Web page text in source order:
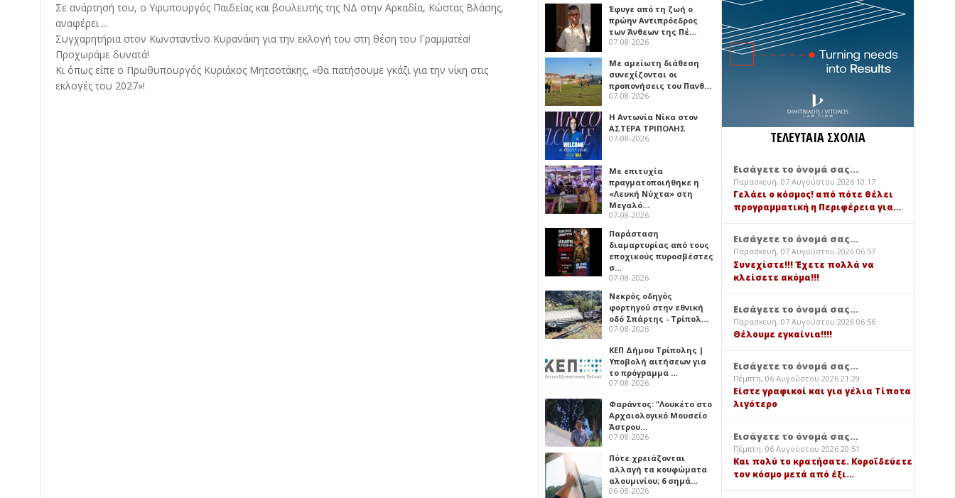
Σε ανάρτησή του, ο Υφυπουργός Παιδείας και βουλευτής της ΝΔ στην Αρκαδία, Κώστας Βλάσης,
αναφέρει ...
Συγχαρητήρια στον Κωνσταντίνο Κυρανάκη για την εκλογή του στη θέση του Γραμματέα!
Προχωράμε δυνατά!
Κι όπως είπε ο Πρωθυπουργός Κυριάκος Μητσοτάκης, «θα πατήσουμε γκάζι για την νίκη στις
εκλογές του 2027»!
Έφυγε από τη ζωή ο
πρώην Αντιπρόεδρος
των Άνθεων της Πέ…
07-08-2026
Με αμείωτη διάθεση
συνεχίζονται οι
προπονήσεις του Πανθ…
07-08-2026
Η Αντωνία Νίκα στον
ΑΣΤΕΡΑ ΤΡΙΠΟΛΗΣ
07-08-2026
Με επιτυχία
πραγματοποιήθηκε η
«Λευκή Νύχτα» στη
Μεγαλό…
07-08-2026
Παράσταση
διαμαρτυρίας από τους
εποχικούς πυροσβέστες
σ…
07-08-2026
Νεκρός οδηγός
φορτηγού στην εθνική
οδό Σπάρτης - Τρίπολ…
07-08-2026
ΚΕΠ Δήμου Τρίπολης |
Υποβολή αιτήσεων για
το πρόγραμμα …
07-08-2026
Φαράντος: "Λουκέτο στο
Αρχαιολογικό Μουσείο
Άστρου…
07-08-2026
Πότε χρειάζονται
αλλαγή τα κουφώματα
αλουμινίου; 6 σημά…
06-08-2026
ΤΕΛΕΥΤΑΙΑ ΣΧΟΛΙΑ
Εισάγετε το όνομά σας...
Παρασκευή, 07 Αυγούστου 2026 10:17
Γελάει ο κόσμος! από πότε θέλει
προγραμματική η Περιφέρεια για…
Εισάγετε το όνομά σας...
Παρασκευή, 07 Αυγούστου 2026 06:57
Συνεχίστε!!! Έχετε πολλά να
κλείσετε ακόμα!!!
Εισάγετε το όνομά σας...
Παρασκευή, 07 Αυγούστου 2026 06:56
Θέλουμε εγκαίνια!!!!
Εισάγετε το όνομά σας...
Πέμπτη, 06 Αυγούστου 2026 21:29
Είστε γραφικοί και για γέλια Τίποτα
λιγότερο
Εισάγετε το όνομά σας...
Πέμπτη, 06 Αυγούστου 2026 20:51
Και πολύ το κρατήσατε. Κοροϊδεύετε
τον κόσμο μετά από έξι…